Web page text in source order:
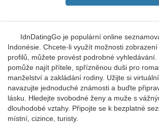
IdnDatingGo je populární online
Indonésie. Chcete-li využít možnosti zobrazení
profilů, můžete provést podrobné vyhledávání.
pomůže najít přítele, spřízněnou duši pro
manželství a zakládání rodiny. Užijte si
navazujte jednoduché známosti a buďte
lásku. Hledejte svobodné ženy a muže s
dlouhodobé vztahy. Připojte se k bezplatné
místní, cizince, turisty.